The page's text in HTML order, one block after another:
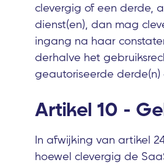
clevergig of een derde,
dienst(en), dan mag
ingang na haar
derhalve het
geautoriseerde
Artikel 10 -
In afwijking van artikel
hoewel clevergig de